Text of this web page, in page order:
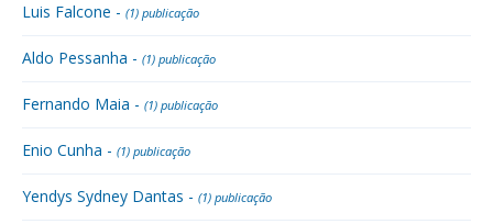
Luis Falcone - (1) publicação
Aldo Pessanha - (1) publicação
Fernando Maia - (1) publicação
Enio Cunha - (1) publicação
Yendys Sydney Dantas - (1) publicação